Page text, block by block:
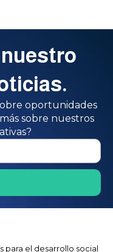
oportunidades
sobre nuestros
para el desarrollo social